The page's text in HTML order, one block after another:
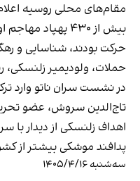
مقام‌های محلی روسیه
بیش از ۴۳۰
حرکت بودند، شناسایی و
حملات، ولودیمیر
در نشست سران ناتو وارد
تاج‌الدین سروش، عضو
اهداف زلنسکی از دیدار با
پدافند موشکی بیشتر از
سه‌شنبه ۱۴۰۵/۴/۱۶